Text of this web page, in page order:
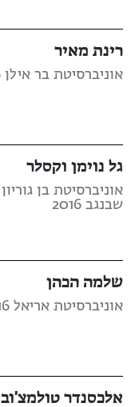
רינת מאיר
אוניברסיטת בר אילן 2016
גל נוימן וקסלר
אוניברסיטת בן גוריון
שבנגב 2016
שלמה הכהן
אוניברסיטת אריאל 2016
אלכסנדר טולמצ'וב